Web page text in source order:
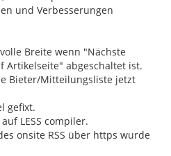
und Verbesserungen
Breite wenn "Nächste
Artikelseite" abgeschaltet ist.
Bieter/Mitteilungsliste jetzt
gefixt.
LESS compiler.
onsite RSS über https wurde